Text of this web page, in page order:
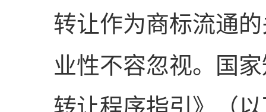
转让作为商标流通
业性不容忽视。国
转让程序指引》（